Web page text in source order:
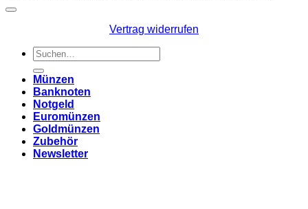
Vertrag widerrufen
Suchen
nach:
Münzen
Banknoten
Notgeld
Euromünzen
Goldmünzen
Zubehör
Newsletter